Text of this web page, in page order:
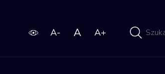
Wpisz